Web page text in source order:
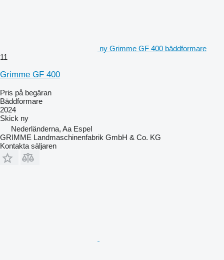
ny Grimme GF 400 bäddformare
11
Grimme GF 400
Pris på begäran
Bäddformare
2024
Skick ny
Nederländerna, Aa Espel
GRIMME Landmaschinenfabrik GmbH & Co. KG
Kontakta säljaren